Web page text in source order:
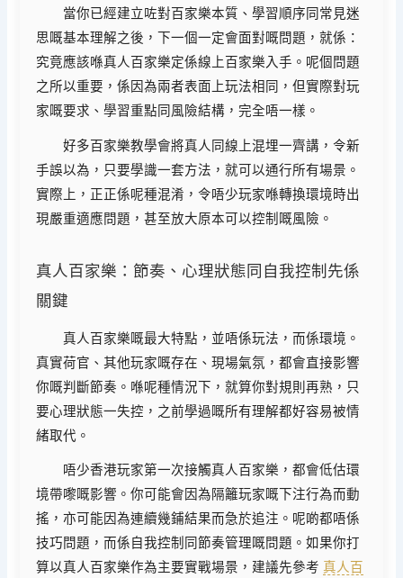
當你已經建立咗對百家樂本質、學習順序同常見迷
思嘅基本理解之後，下一個一定會面對嘅問題，就係：
究竟應該喺真人百家樂定係線上百家樂入手。呢個問題
之所以重要，係因為兩者表面上玩法相同，但實際對玩
家嘅要求、學習重點同風險結構，完全唔一樣。
好多百家樂教學會將真人同線上混埋一齊講，令新
手誤以為，只要學識一套方法，就可以通行所有場景。
實際上，正正係呢種混淆，令唔少玩家喺轉換環境時出
現嚴重適應問題，甚至放大原本可以控制嘅風險。
真人百家樂：節奏、心理狀態同自我控制先係
關鍵
真人百家樂嘅最大特點，並唔係玩法，而係環境。
真實荷官、其他玩家嘅存在、現場氣氛，都會直接影響
你嘅判斷節奏。喺呢種情況下，就算你對規則再熟，只
要心理狀態一失控，之前學過嘅所有理解都好容易被情
緒取代。
唔少香港玩家第一次接觸真人百家樂，都會低估環
境帶嚟嘅影響。你可能會因為隔籬玩家嘅下注行為而動
搖，亦可能因為連續幾鋪結果而急於追注。呢啲都唔係
技巧問題，而係自我控制同節奏管理嘅問題。如果你打
算以真人百家樂作為主要實戰場景，建議先參考真人百